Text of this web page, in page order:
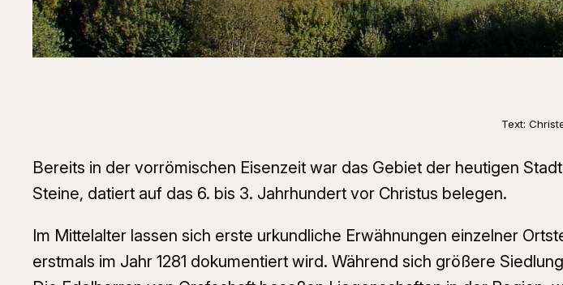
Text:
Bereits in der vorrömischen Eisenzeit war das Gebiet der heutigen
Steine, datiert auf das 6. bis 3. Jahrhundert vor Christus belegen.
Im Mittelalter lassen sich erste urkundliche Erwähnungen einzelner
erstmals im Jahr 1281 dokumentiert wird. Während sich größere